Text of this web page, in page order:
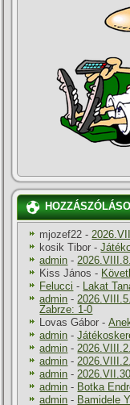
mjozef22 -
kosik Tibor -
admin -
Kiss János -
Felucci -
Lakat
admin -
Zabrze: 1-0
Lovas Gábor -
admin -
admin -
admin -
admin -
admin - Botka
admin - Bamidele